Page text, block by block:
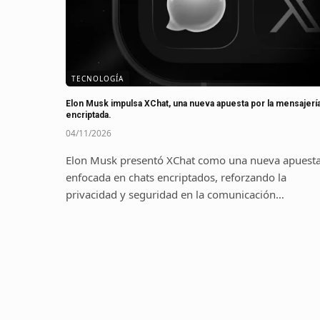
TECNOLOGÍA
Elon Musk impulsa XChat, una nueva apuesta por la
encriptada.
04/11/2026
Elon Musk presentó XChat como una nueva
enfocada en chats encriptados, reforzando la
privacidad y seguridad en la comunicación…